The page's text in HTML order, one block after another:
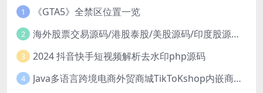
1 《GTA5》全禁区位置一览
2 海外股票交易源码/港股泰股/美股源码/印度股源码/马拉西亚股票源码/国际股票配资
3 2024 抖音快手短视频解析去水印php源码
4 Java多语言跨境电商外贸商城TikToKshop内嵌商城I商家入驻I一键铺